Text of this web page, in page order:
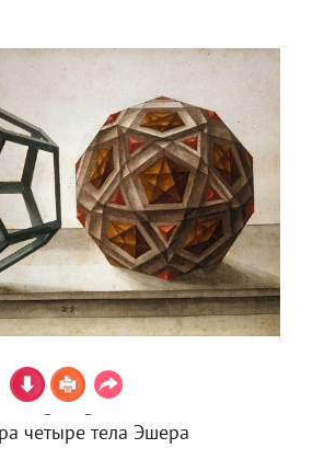
четыре тела Эшера